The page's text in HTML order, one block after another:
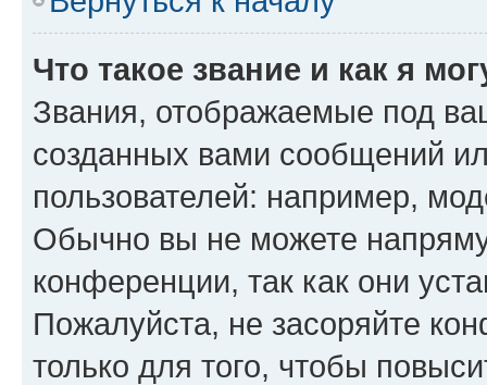
Что такое звание и как я
Звания, отображаемые под
созданных вами сообщений
пользователей: например,
Обычно вы не можете
конференции, так как они
Пожалуйста, не засоряйте
только для того, чтобы